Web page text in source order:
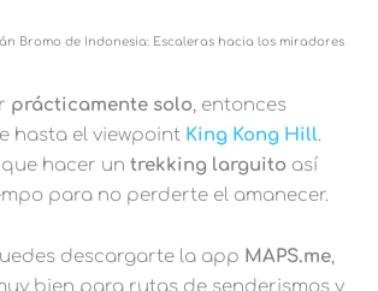
Bromo de Indonesia: Escaleras hacia los miradores
prácticamente solo, entonces
hasta el viewpoint King Kong Hill.
hacer un trekking larguito así
para no perderte el amanecer.
descargarte la app MAPS.me,